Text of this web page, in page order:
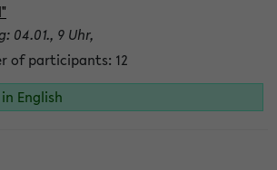
04.01., 9 Uhr,
of participants: 12
English